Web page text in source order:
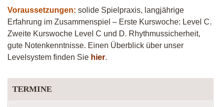
Voraussetzungen: solide Spielpraxis, langjährige
Erfahrung im Zusammenspiel – Erste Kurswoche: Level C.
Zweite Kurswoche Level C und D. Rhythmussicherheit,
gute Notenkenntnisse. Einen Überblick über unser
Levelsystem finden Sie hier.
TERMINE